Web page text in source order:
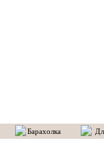
Барахолка